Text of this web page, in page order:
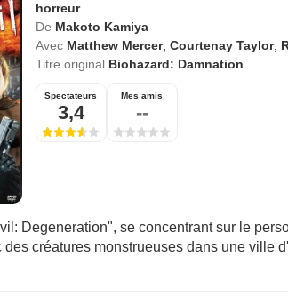
horreur
De Makoto Kamiya
Avec Matthew Mercer, Courtenay Taylor,
Titre original Biohazard: Damnation
Spectateurs
3,4
Mes amis
--
Degeneration", se concentrant sur le
créatures monstrueuses dans une ville